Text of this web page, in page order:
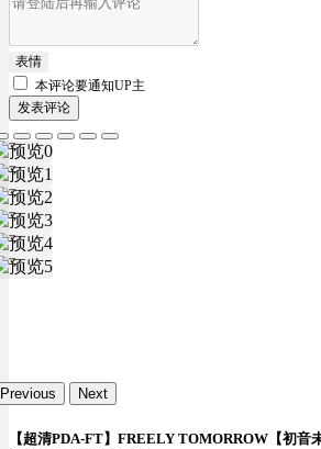
表情
本评论要通知UP主
发表评论
Previous Next
【超清PDA-FT】FREELY TOMORROW【初音